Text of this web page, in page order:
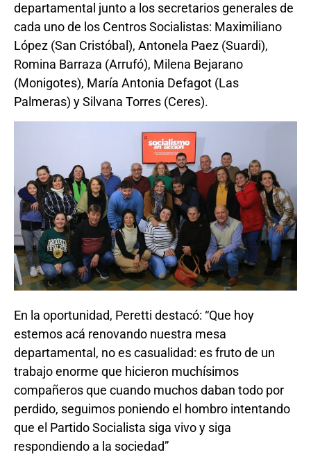
departamental junto a los secretarios generales de
cada uno de los Centros Socialistas: Maximiliano
López (San Cristóbal), Antonela Paez (Suardi),
Romina Barraza (Arrufó), Milena Bejarano
(Monigotes), María Antonia Defagot (Las
Palmeras) y Silvana Torres (Ceres).
En la oportunidad, Peretti destacó: “Que hoy
estemos acá renovando nuestra mesa
departamental, no es casualidad: es fruto de un
trabajo enorme que hicieron muchísimos
compañeros que cuando muchos daban todo por
perdido, seguimos poniendo el hombro intentando
que el Partido Socialista siga vivo y siga
respondiendo a la sociedad”